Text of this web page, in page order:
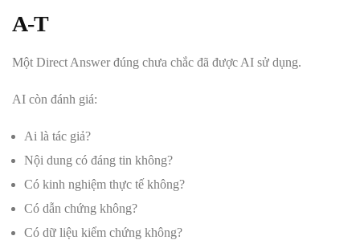
A-T
Một Direct Answer đúng chưa chắc đã được AI sử dụng.
AI còn đánh giá:
Ai là tác giả?
Nội dung có đáng tin không?
Có kinh nghiệm thực tế không?
Có dẫn chứng không?
Có dữ liệu kiểm chứng không?